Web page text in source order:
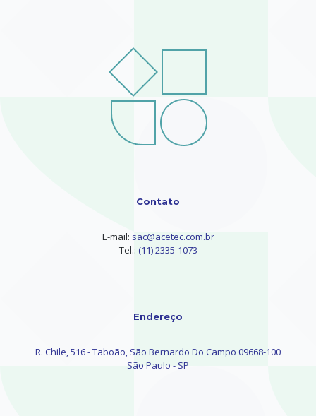
Contato
E-mail: sac@acetec.com.br
Tel.: (11) 2335-1073
Endereço
R. Chile, 516 - Taboão, São Bernardo Do Campo 09668-100
São Paulo - SP